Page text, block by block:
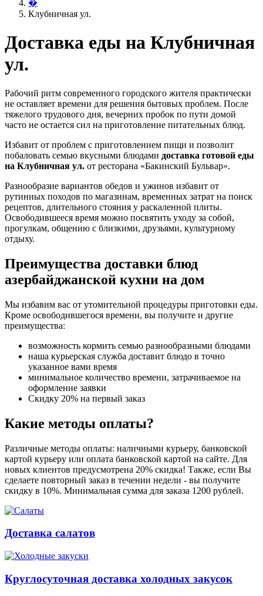
�
Клубничная ул.
Доставка еды на Клубничная
ул.
Рабочий ритм современного городского жителя практически
не оставляет времени для решения бытовых проблем. После
тяжелого трудового дня, вечерних пробок по пути домой
часто не остается сил на приготовление питательных блюд.
Избавит от проблем с приготовлением пищи и позволит
побаловать семью вкусными блюдами доставка готовой еды
на Клубничная ул. от ресторана «Бакинский Бульвар».
Разнообразие вариантов обедов и ужинов избавит от
рутинных походов по магазинам, временных затрат на поиск
рецептов, длительного стояния у раскаленной плиты.
Освободившееся время можно посвятить уходу за собой,
прогулкам, общению с близкими, друзьями, культурному
отдыху.
Преимущества доставки блюд
азербайджанской кухни на дом
Мы избавим вас от утомительной процедуры приготовки еды.
Кроме освободившегося времени, вы получите и другие
преимущества:
возможность кормить семью разнообразными блюдами
наша курьерская служба доставит блюдо в точно
указанное вами время
минимальное количество времени, затрачиваемое на
оформление заявки
Скидку 20% на первый заказ
Какие методы оплаты?
Различные методы оплаты: наличными курьеру, банковской
картой курьеру или оплата банковской картой на сайте. Для
новых клиентов предусмотрена 20% скидка! Также, если Вы
сделаете повторный заказ в течении недели - вы получите
скидку в 10%. Минимальная сумма для заказа 1200 рублей.
Доставка салатов
Круглосуточная доставка холодных закусок